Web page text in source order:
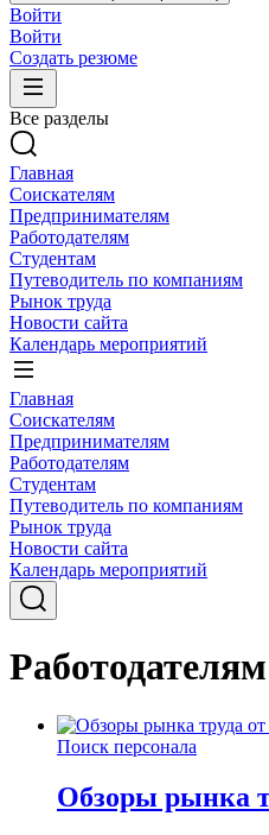
Войти
Войти
Создать резюме
Все разделы
Главная
Соискателям
Предпринимателям
Работодателям
Студентам
Путеводитель по компаниям
Рынок труда
Новости сайта
Календарь мероприятий
Главная
Соискателям
Предпринимателям
Работодателям
Студентам
Путеводитель по компаниям
Рынок труда
Новости сайта
Календарь мероприятий
Работодателям
Поиск персонала
Обзоры рынка